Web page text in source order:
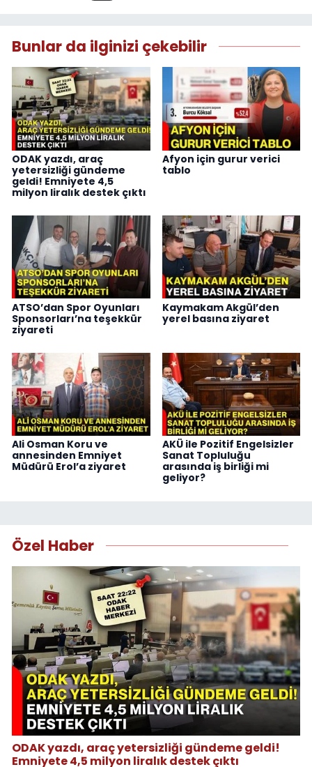
Bunlar da ilginizi çekebilir
ODAK yazdı, araç
yetersizliği gündeme
geldi! Emniyete 4,5
milyon liralık destek çıktı
Afyon için gurur verici
tablo
ATSO’dan Spor Oyunları
Sponsorları’na teşekkür
ziyareti
Kaymakam Akgül’den
yerel basına ziyaret
Ali Osman Koru ve
annesinden Emniyet
Müdürü Erol’a ziyaret
AKÜ ile Pozitif Engelsizler
Sanat Topluluğu
arasında iş birliği mi
geliyor?
Özel Haber
ODAK yazdı, araç yetersizliği gündeme geldi!
Emniyete 4,5 milyon liralık destek çıktı